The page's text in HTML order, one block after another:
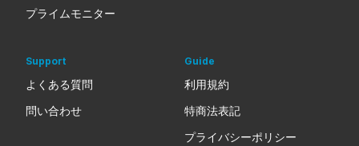
プライムモニター
Support
よくある質問
問い合わせ
Guide
利用規約
特商法表記
プライバシーポリシー